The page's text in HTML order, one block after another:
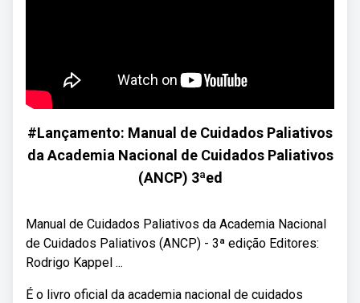
#Lançamento: Manual de Cuidados Paliativos
da Academia Nacional de Cuidados Paliativos
(ANCP) 3ªed
Manual de Cuidados Paliativos da Academia Nacional
de Cuidados Paliativos (ANCP) - 3ª edição Editores:
Rodrigo Kappel ...
É o livro oficial da academia nacional de cuidados